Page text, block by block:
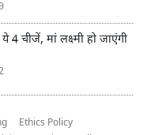
चीजें, मां लक्ष्मी हो जाएंगी
Ethics Policy